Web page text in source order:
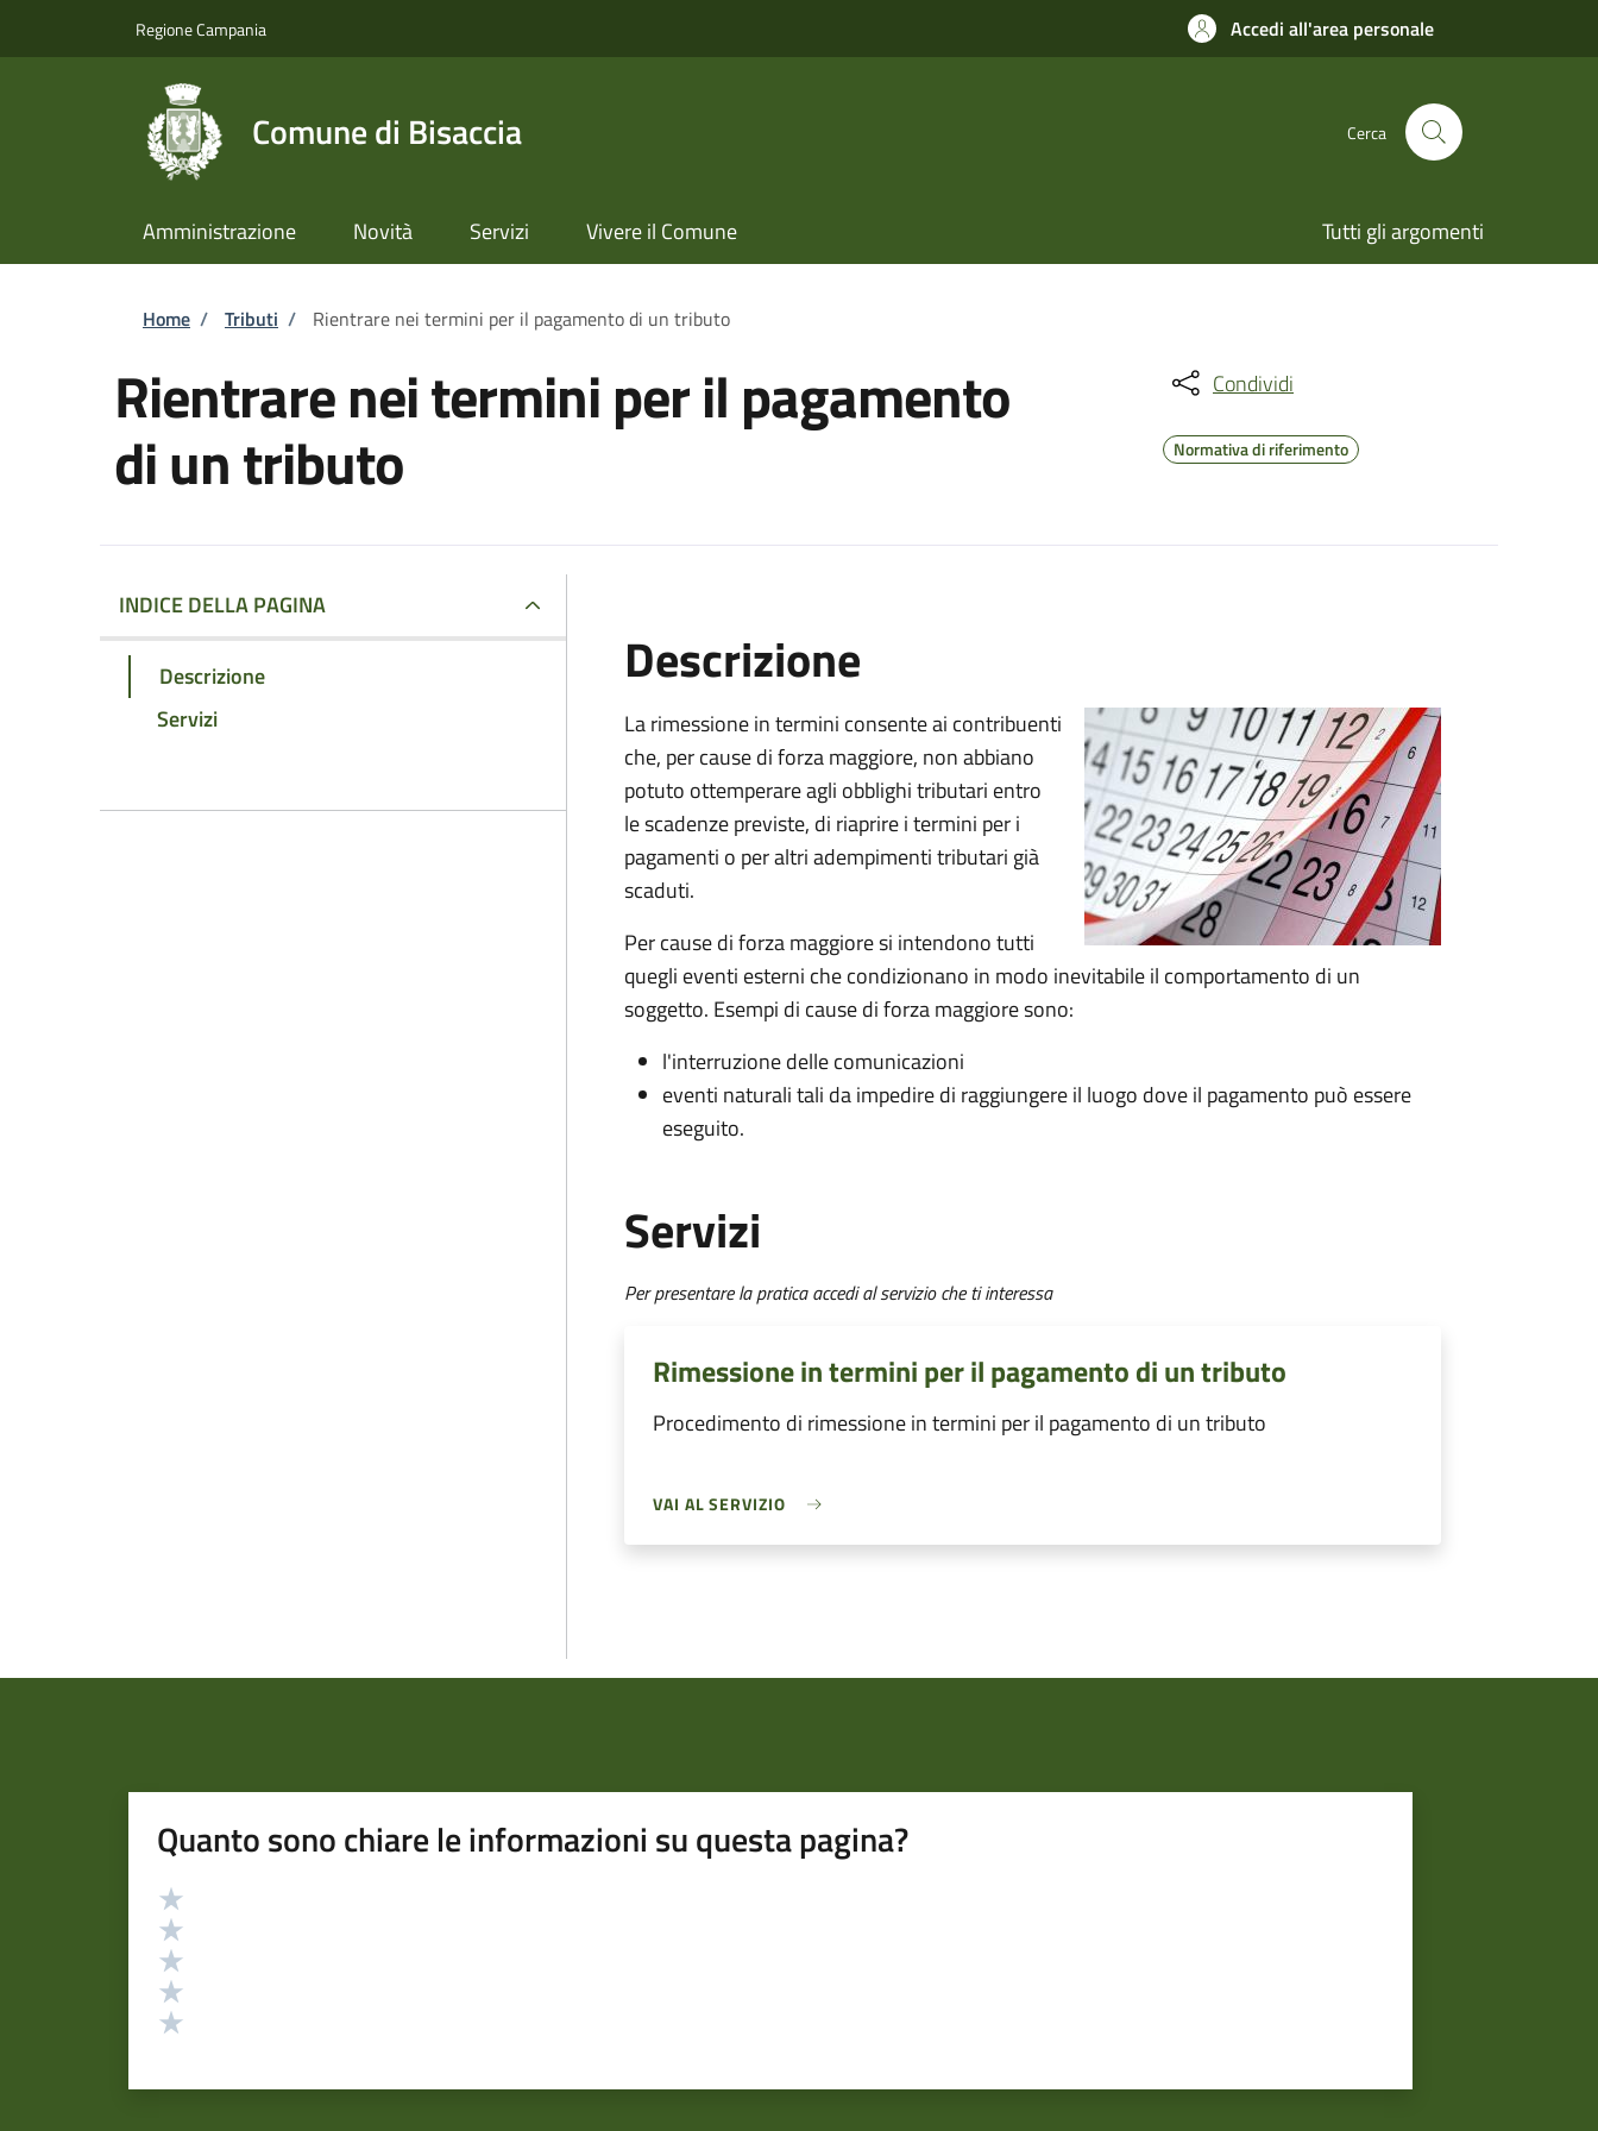
Regione Campania Accedi all'area personale
Comune di Bisaccia Cerca
Amministrazione Novità Servizi Vivere il Comune Tutti gli argomenti
Briciole di pane
Home / Tributi / Rientrare nei termini per il pagamento di un tributo
Rientrare nei termini per il pagamento
di un tributo
Condividi
Normativa di riferimento
INDICE DELLA PAGINA
Descrizione
Servizi
Descrizione
La rimessione in termini consente ai contribuenti
che, per cause di forza maggiore, non abbiano
potuto ottemperare agli obblighi tributari entro
le scadenze previste, di riaprire i termini per i
pagamenti o per altri adempimenti tributari già
scaduti.
Per cause di forza maggiore si intendono tutti
quegli eventi esterni che condizionano in modo inevitabile il comportamento di un
soggetto. Esempi di cause di forza maggiore sono:
l'interruzione delle comunicazioni
eventi naturali tali da impedire di raggiungere il luogo dove il pagamento può essere
eseguito.
Servizi
Per presentare la pratica accedi al servizio che ti interessa
Rimessione in termini per il pagamento di un tributo
Procedimento di rimessione in termini per il pagamento di un tributo
VAI AL SERVIZIO
Quanto sono chiare le informazioni su questa pagina?
Valutazione